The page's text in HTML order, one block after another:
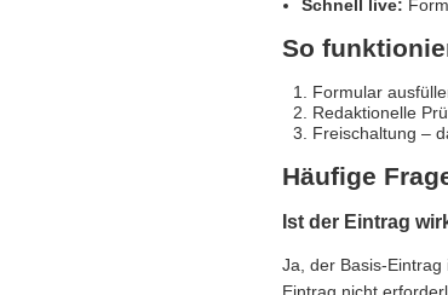
Schnell live:
So
Formular
Redaktionelle
Freischaltung –
Häufige
Ist der Eintrag
Ja, der Basis-